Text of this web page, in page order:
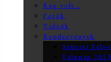
Rég volt…
Fotók
Videók
Rendezvények
Szüreti
Falunap 2023